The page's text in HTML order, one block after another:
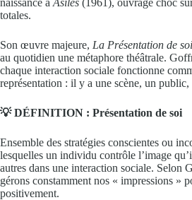
totales.
Son œuvre majeure, La Présentation de soi
au quotidien une métaphore théâtrale.
chaque interaction sociale fonctionne
représentation : il y a une scène, un public,
💡 DÉFINITION : Présentation de soi
Ensemble des stratégies conscientes ou
lesquelles un individu contrôle l’image
autres dans une interaction sociale. Selon
gérons constamment nos « impressions »
positivement.